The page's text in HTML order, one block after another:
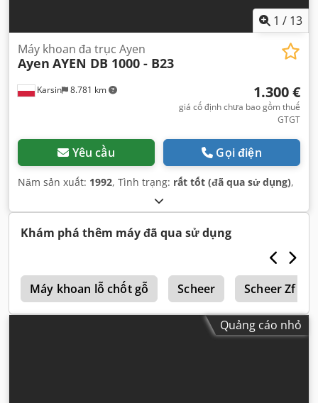
1 / 13
Karsin 8.781 km
Máy khoan đa trục Ayen
Ayen AYEN DB 1000 - B23
1.300 €
giá cố định chưa bao gồm thuế
GTGT
Yêu cầu Gọi điện
Năm sản xuất: 1992, Tình trạng: rất tốt (đã qua sử dụng),
Khám phá thêm máy đã qua sử dụng
Máy khoan lỗ chốt gỗ Scheer Scheer Zf 630
Quảng cáo nhỏ